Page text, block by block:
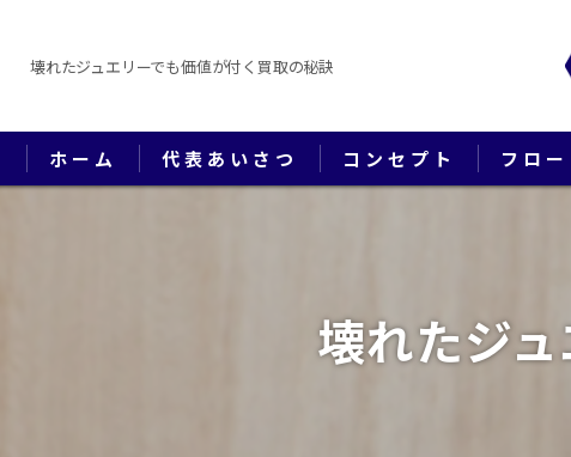
壊れたジュエリーでも価値が付く買取の秘訣
ホーム 代表あいさつ コンセプト フロー
壊れたジ